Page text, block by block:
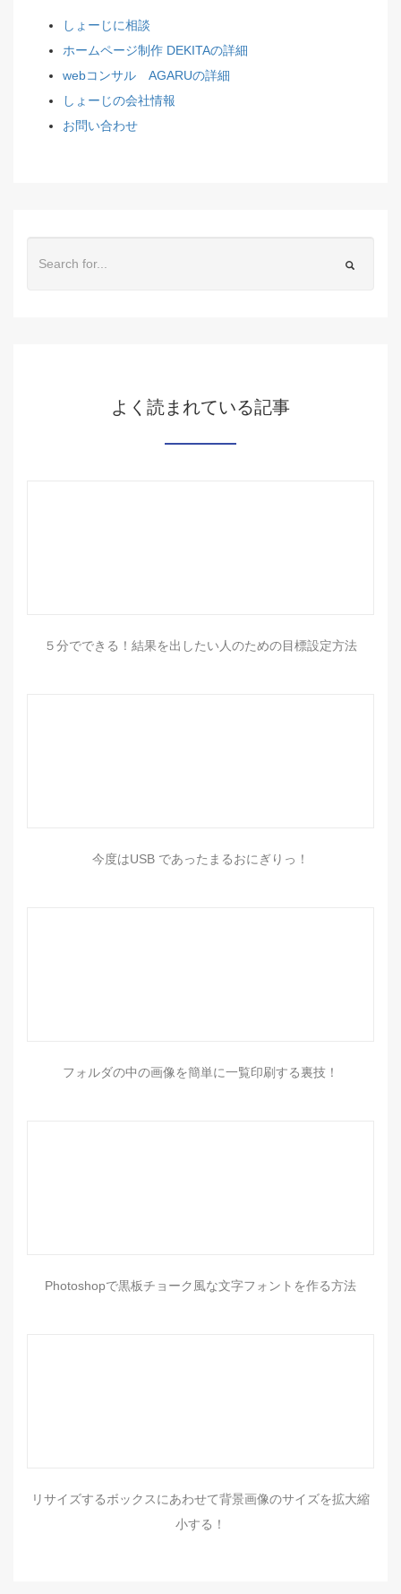
しょーじに相談
ホームページ制作 DEKITAの詳細
webコンサル AGARUの詳細
しょーじの会社情報
お問い合わせ
よく読まれている記事
５分でできる！結果を出したい人のための目標設定方法
今度はUSB であったまるおにぎりっ！
フォルダの中の画像を簡単に一覧印刷する裏技！
Photoshopで黒板チョーク風な文字フォントを作る方法
リサイズするボックスにあわせて背景画像のサイズを拡大縮
小する！